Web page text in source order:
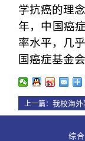
学抗癌的理
年，中国癌
率水平，几
国癌症基金
上一篇： 我校海
综